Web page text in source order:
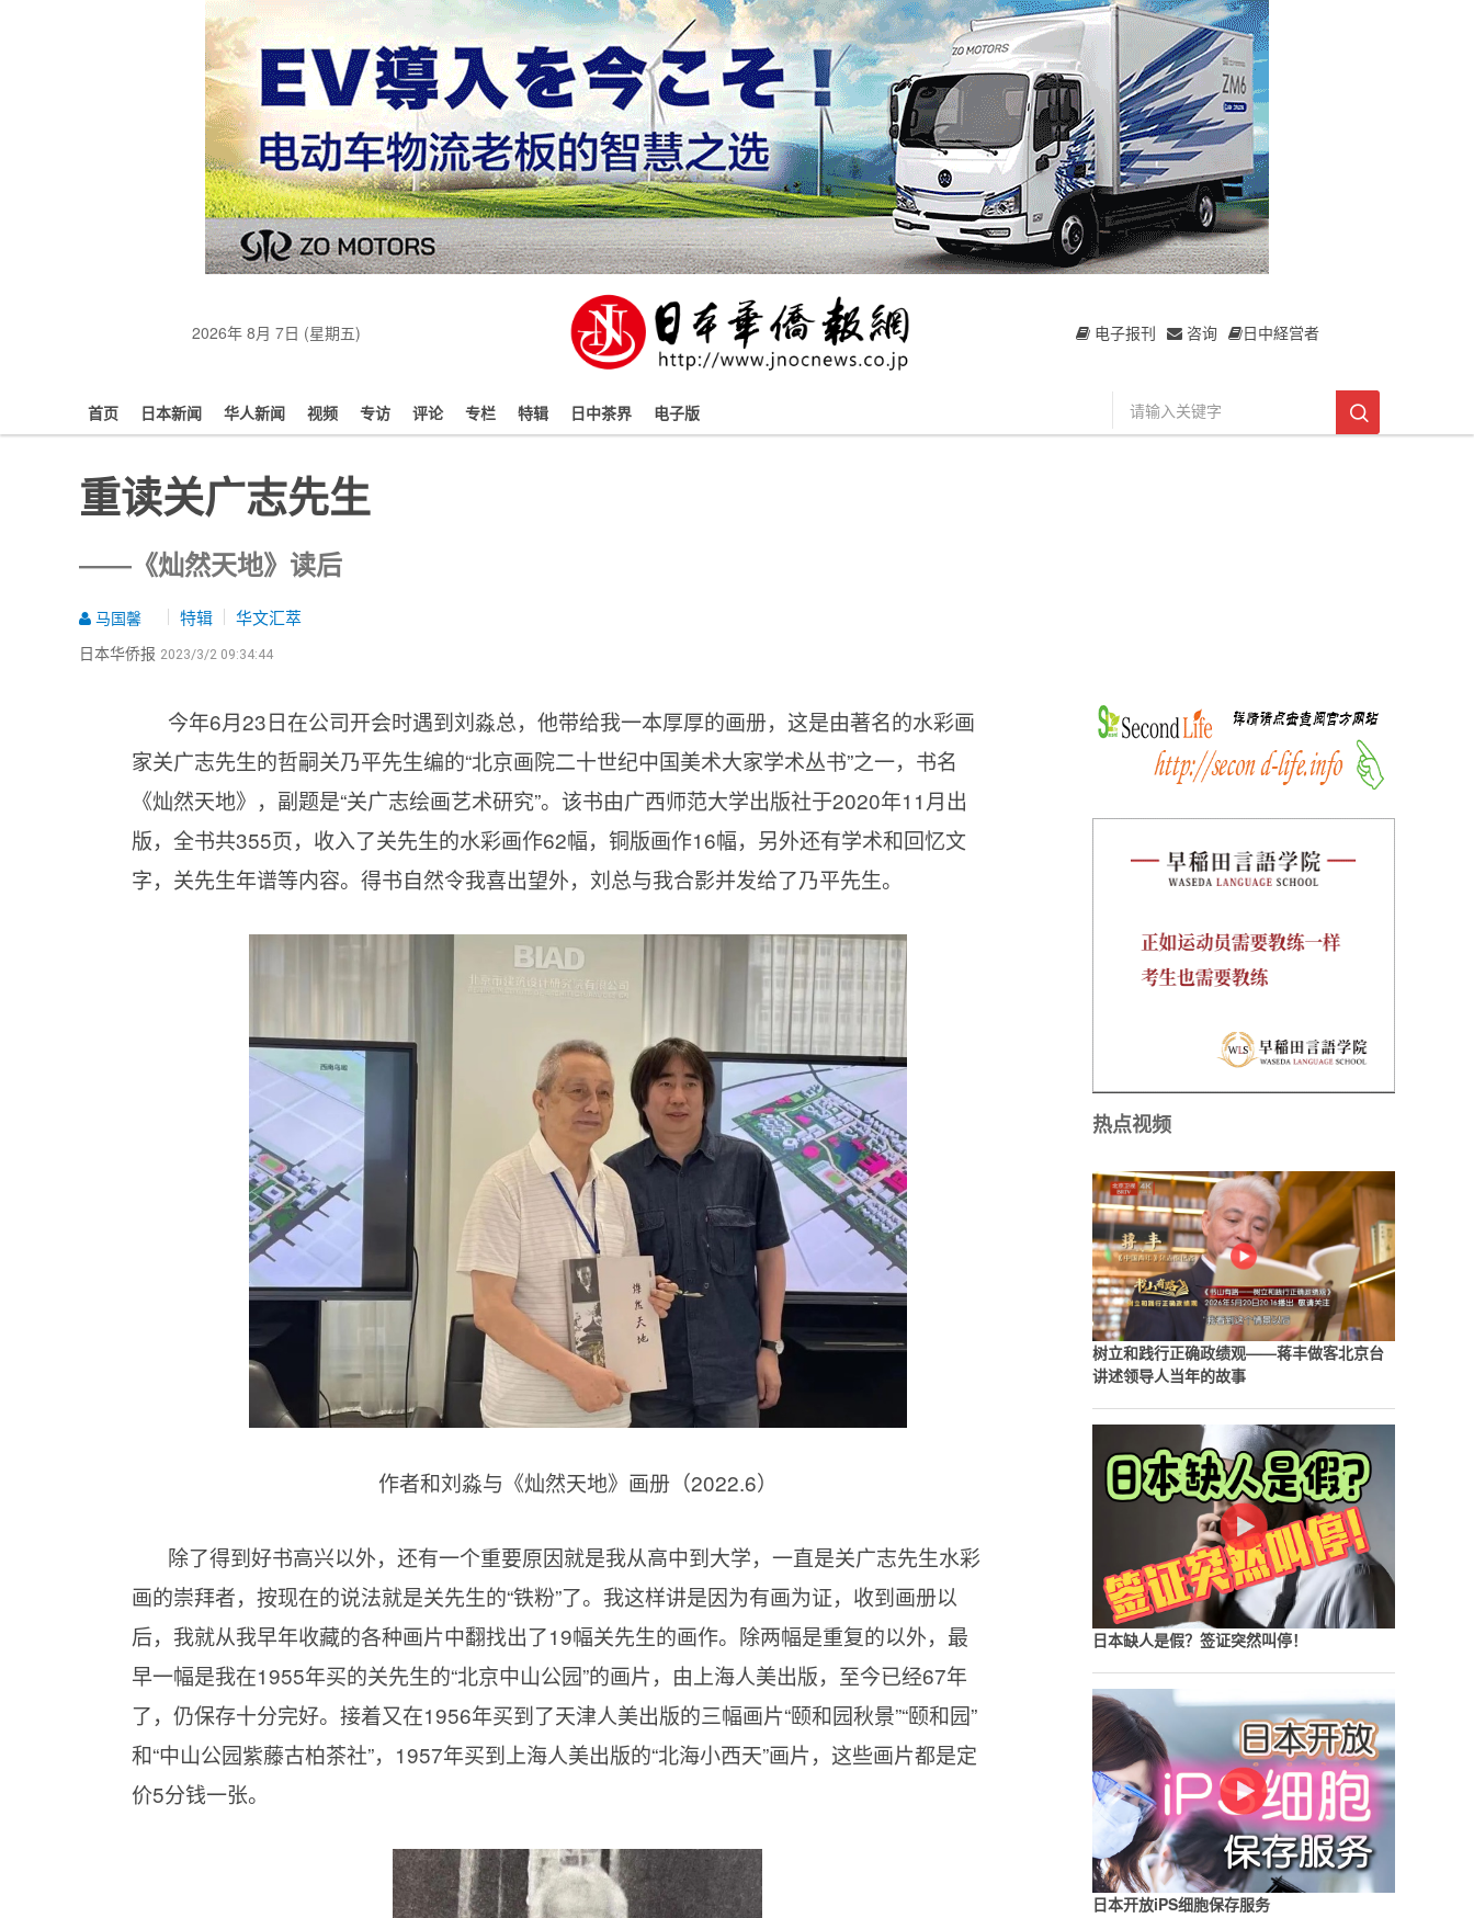
2026年 8月 7日 (星期五) 电子报刊 咨询 日中経営者
首页 日本新闻 华人新闻 视频 专访 评论 专栏 特辑 日中茶界 电子版
重读关广志先生
——《灿然天地》读后
马国馨 特辑 华文汇萃
日本华侨报 2023/3/2 09:34:44
今年6月23日在公司开会时遇到刘淼总，他带给我一本厚厚的画册，这是由著名的水彩画
家关广志先生的哲嗣关乃平先生编的“北京画院二十世纪中国美术大家学术丛书”之一，书名
《灿然天地》，副题是“关广志绘画艺术研究”。该书由广西师范大学出版社于2020年11月出
版，全书共355页，收入了关先生的水彩画作62幅，铜版画作16幅，另外还有学术和回忆文
字，关先生年谱等内容。得书自然令我喜出望外，刘总与我合影并发给了乃平先生。
作者和刘淼与《灿然天地》画册（2022.6）
除了得到好书高兴以外，还有一个重要原因就是我从高中到大学，一直是关广志先生水彩
画的崇拜者，按现在的说法就是关先生的“铁粉”了。我这样讲是因为有画为证，收到画册以
后，我就从我早年收藏的各种画片中翻找出了19幅关先生的画作。除两幅是重复的以外，最
早一幅是我在1955年买的关先生的“北京中山公园”的画片，由上海人美出版，至今已经67年
了，仍保存十分完好。接着又在1956年买到了天津人美出版的三幅画片“颐和园秋景”“颐和园”
和“中山公园紫藤古柏茶社”，1957年买到上海人美出版的“北海小西天”画片，这些画片都是定
价5分钱一张。
热点视频
树立和践行正确政绩观——蒋丰做客北京台
讲述领导人当年的故事
日本缺人是假？签证突然叫停！
日本开放iPS细胞保存服务